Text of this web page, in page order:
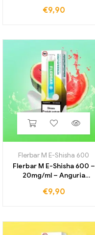
€9,90
Flerbar M E-Shisha 600
Flerbar M E-Shisha 600 –
20mg/ml – Anguria
€9,90